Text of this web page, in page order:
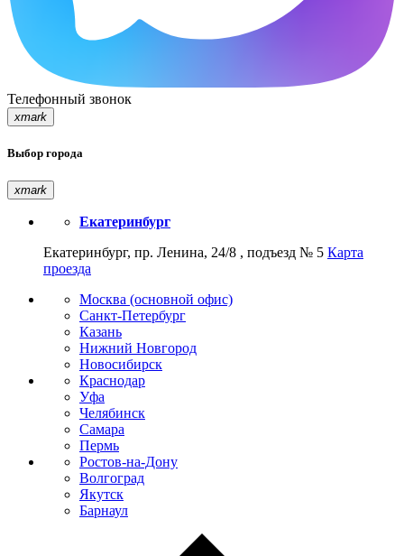
Телефонный звонок
xmark
Выбор города
xmark
Екатеринбург
Екатеринбург, пр. Ленина, 24/8 , подъезд № 5 Карта
проезда
Москва (основной офис)
Санкт-Петербург
Казань
Нижний Новгород
Новосибирск
Краснодар
Уфа
Челябинск
Самара
Пермь
Ростов-на-Дону
Волгоград
Якутск
Барнаул